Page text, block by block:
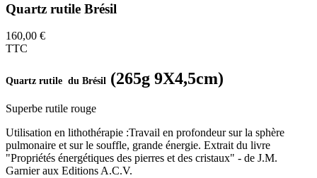
Quartz rutile Brésil
160,00 €
TTC
Quartz rutile du Brésil (265g 9X4,5cm)
Superbe rutile rouge
Utilisation en lithothérapie :Travail en profondeur sur la sphère
pulmonaire et sur le souffle, grande énergie. Extrait du livre
"Propriétés énergétiques des pierres et des cristaux" - de J.M.
Garnier aux Editions A.C.V.